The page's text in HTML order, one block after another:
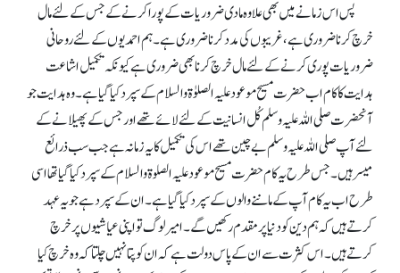
پس اس زمانے میں بھی علاوہ مادی ضروریات کے پورا کرنے کے جس کے لئے مال
خرچ کرنا ضروری ہے، غریبوں کی مدد کرنا ضروری ہے۔ ہم احمدیوں کے لئے روحانی
ضروریات پوری کرنے کے لئے مال خرچ کرنا بھی ضروری ہے کیونکہ تکمیل اشاعت
ہدایت کا کام اب حضرت مسیح موعود علیہ الصلوٰۃ والسلام کے سپرد کیا گیا ہے۔ وہ ہدایت جو
آنحضرت صلی اللہ علیہ وسلم کُل انسانیت کے لئے لائے تھے اور جس کے پھیلانے کے
لئے آپ صلی اللہ علیہ وسلم بے چین تھے اس کی تکمیل کا یہ زمانہ ہے جب سب ذرائع
میسر ہیں۔ جس طرح یہ کام حضرت مسیح موعود علیہ الصلوۃ والسلام کے سپرد کیا گیا تھا اسی
طرح اب یہ کام آپ کے ماننے والوں کے سپرد کیا گیا ہے۔ ان کے سپرد ہے جو یہ عہد
کرتے ہیں کہ ہم دین کو دنیا پر مقدم رکھیں گے۔ امیر لوگ تو اپنی عیاشیوں پر خرچ
کرتے ہیں۔ اس کثرت سے ان کے پاس دولت ہے کہ ان کو پتا نہیں چلتا کہ وہ خرچ کیا